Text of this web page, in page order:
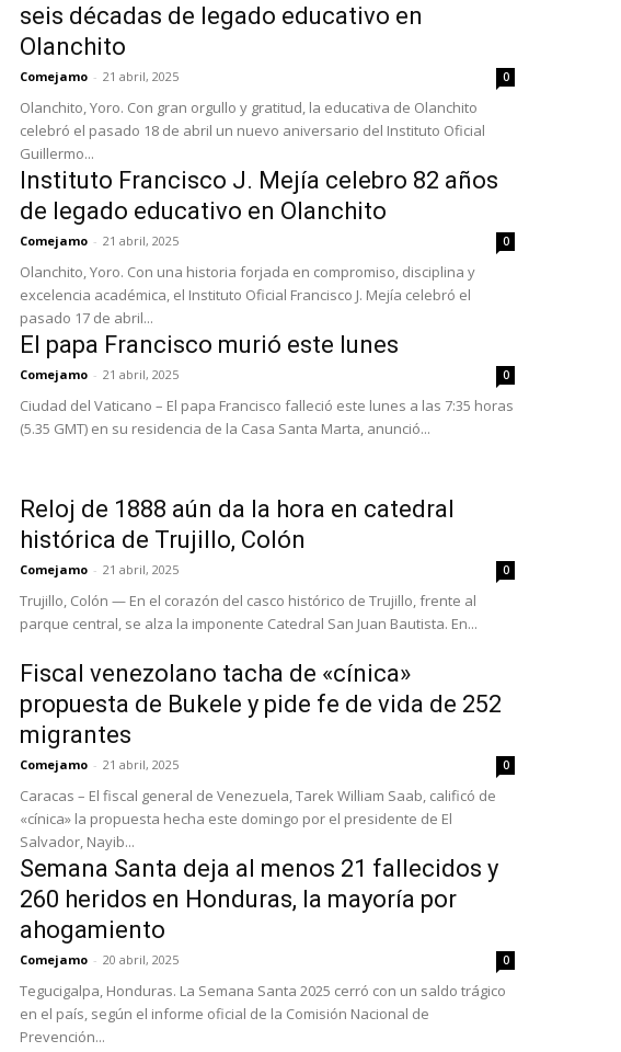
seis décadas de legado educativo en
Olanchito
Comejamo - 21 abril, 2025 0
Olanchito, Yoro. Con gran orgullo y gratitud, la educativa de Olanchito
celebró el pasado 18 de abril un nuevo aniversario del Instituto Oficial
Guillermo...
Instituto Francisco J. Mejía celebro 82 años
de legado educativo en Olanchito
Comejamo - 21 abril, 2025 0
Olanchito, Yoro. Con una historia forjada en compromiso, disciplina y
excelencia académica, el Instituto Oficial Francisco J. Mejía celebró el
pasado 17 de abril...
El papa Francisco murió este lunes
Comejamo - 21 abril, 2025 0
Ciudad del Vaticano – El papa Francisco falleció este lunes a las 7:35 horas
(5.35 GMT) en su residencia de la Casa Santa Marta, anunció...
Reloj de 1888 aún da la hora en catedral
histórica de Trujillo, Colón
Comejamo - 21 abril, 2025 0
Trujillo, Colón — En el corazón del casco histórico de Trujillo, frente al
parque central, se alza la imponente Catedral San Juan Bautista. En...
Fiscal venezolano tacha de «cínica»
propuesta de Bukele y pide fe de vida de 252
migrantes
Comejamo - 21 abril, 2025 0
Caracas – El fiscal general de Venezuela, Tarek William Saab, calificó de
«cínica» la propuesta hecha este domingo por el presidente de El
Salvador, Nayib...
Semana Santa deja al menos 21 fallecidos y
260 heridos en Honduras, la mayoría por
ahogamiento
Comejamo - 20 abril, 2025 0
Tegucigalpa, Honduras. La Semana Santa 2025 cerró con un saldo trágico
en el país, según el informe oficial de la Comisión Nacional de
Prevención...